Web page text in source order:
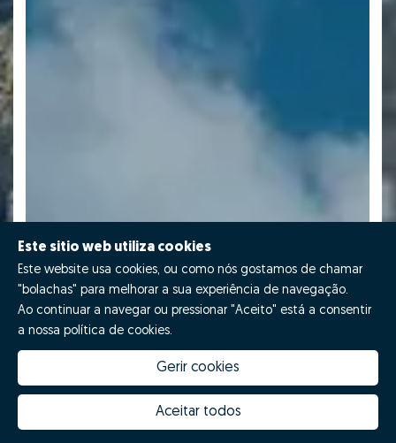
Este sitio web utiliza cookies
Este website usa cookies, ou como nós gostamos de chamar
"bolachas" para melhorar a sua experiência de navegação.
Ao continuar a navegar ou pressionar "Aceito" está a consentir
a nossa política de cookies.
Gerir cookies
Aceitar todos